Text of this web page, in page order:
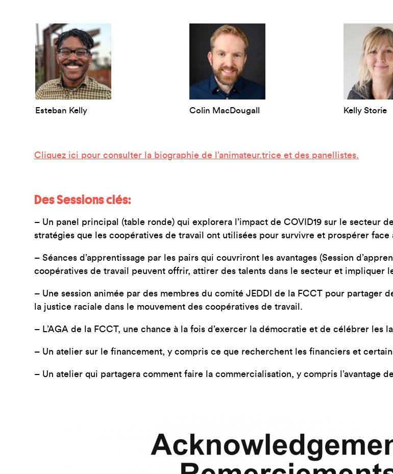
Esteban Kelly Colin MacDougall Kelly Storie
Cliquez ici pour consulter la biographie de l’animateur.trice et des panellistes.
Des Sessions clés:
– Un panel principal (table ronde) qui explorera l’impact de COVID19 sur le secteur
stratégies que les coopératives de travail ont utilisées pour survivre et prospérer face
– Séances d’apprentissage par les pairs qui couvriront les avantages (Session
coopératives de travail peuvent offrir, attirer des talents dans le secteur et impliquer
– Une session animée par des membres du comité JEDDI de la FCCT pour partager
la justice raciale dans le mouvement des coopératives de travail.
– L’AGA de la FCCT, une chance à la fois d’exercer la démocratie et de célébrer les
– Un atelier sur le financement, y compris ce que recherchent les financiers et
– Un atelier qui partagera comment faire la commercialisation, y compris l’avantage